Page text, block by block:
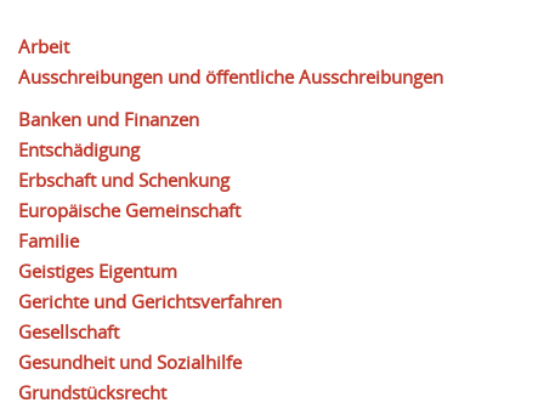
Arbeit
Ausschreibungen und öffentliche Ausschreibungen
Banken und Finanzen
Entschädigung
Erbschaft und Schenkung
Europäische Gemeinschaft
Familie
Geistiges Eigentum
Gerichte und Gerichtsverfahren
Gesellschaft
Gesundheit und Sozialhilfe
Grundstücksrecht